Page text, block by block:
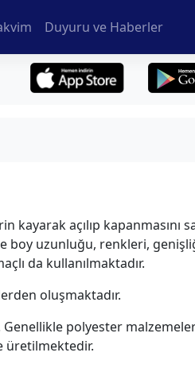
Duyuru ve Haberler
kayarak açılıp kapanmasını
boy uzunluğu, renkleri,
da kullanılmaktadır.
oluşmaktadır.
Genellikle polyester
üretilmektedir.